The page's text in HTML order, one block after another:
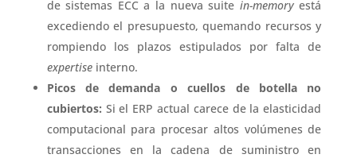
de sistemas ECC a la nueva suite in-memoryestá
excediendo el presupuesto, quemando recursos y
rompiendo los plazos estipulados por falta de
expertiseinterno.
Picos de demanda o cuellos de botella no
cubiertos: Si el ERP actual carece de la elasticidad
computacional para procesar altos volúmenes de
transacciones en la cadena de suministro en